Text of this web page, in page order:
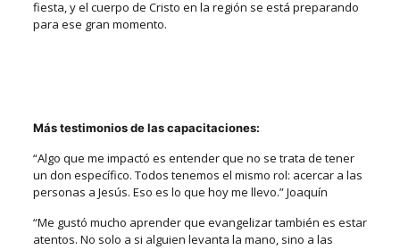
fiesta, y el cuerpo de Cristo en la región se está preparando
para ese gran momento.
Más testimonios de las capacitaciones:
“Algo que me impactó es entender que no se trata de tener
un don específico. Todos tenemos el mismo rol: acercar a las
personas a Jesús. Eso es lo que hoy me llevo.” Joaquín
“Me gustó mucho aprender que evangelizar también es estar
atentos. No solo a si alguien levanta la mano, sino a las